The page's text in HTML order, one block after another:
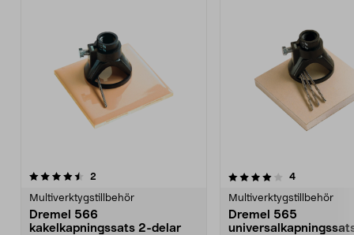
2
Multiverktygstillbehör
Dremel 566
kakelkapningssats 2-delar
4.0av 5 stjärnor 4recensioner
Multiverktygstillbehör
Dremel 565
4.5av 5 stjärnor